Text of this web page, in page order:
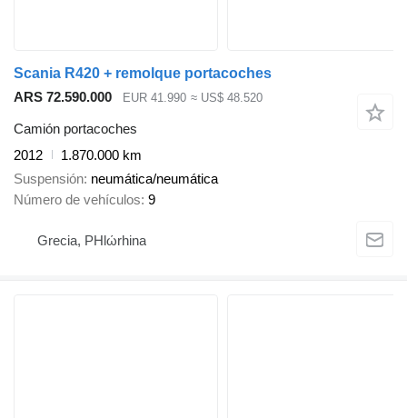
Scania R420 + remolque portacoches
ARS 72.590.000
EUR 41.990 ≈ US$ 48.520
Camión portacoches
2012
1.870.000 km
Suspensión neumática/neumática
Número de vehículos 9
Grecia, PHlώrhina